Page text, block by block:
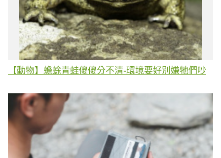
【動物】蟾蜍青蛙傻傻分不清-環境要好別嫌牠們吵